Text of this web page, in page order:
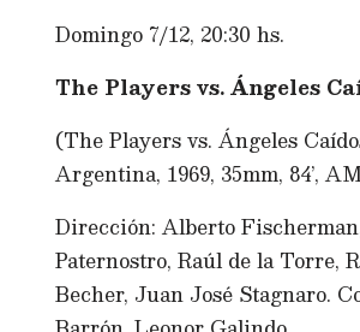
Domingo 7/12, 20:30 hs.
The Players vs. Ángeles
(The Players vs. Ángeles
Argentina, 1969, 35mm, 84’,
Dirección: Alberto
Paternostro, Raúl de la Torre,
Becher, Juan José Stagnaro.